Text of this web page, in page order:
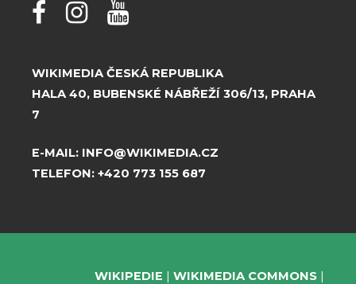
WIKIMEDIA ČESKÁ REPUBLIKA
HALA 40, BUBENSKÉ NÁBŘEŽÍ 306/13, PRAHA
7
E-MAIL: INFO@WIKIMEDIA.CZ
TELEFON: +420 773 155 687
WIKIPEDIE
WIKIMEDIA COMMONS